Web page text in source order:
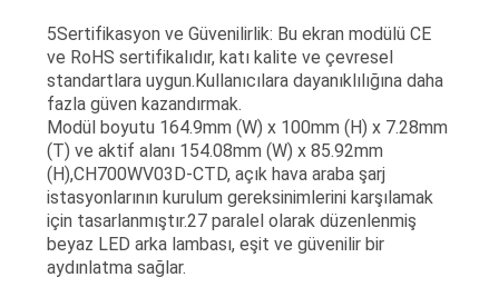
5Sertifikasyon ve Güvenilirlik: Bu ekran modülü CE
ve RoHS sertifikalıdır, katı kalite ve çevresel
standartlara uygun.Kullanıcılara dayanıklılığına daha
fazla güven kazandırmak.
Modül boyutu 164.9mm (W) x 100mm (H) x 7.28mm
(T) ve aktif alanı 154.08mm (W) x 85.92mm
(H),CH700WV03D-CTD, açık hava araba şarj
istasyonlarının kurulum gereksinimlerini karşılamak
için tasarlanmıştır.27 paralel olarak düzenlenmiş
beyaz LED arka lambası, eşit ve güvenilir bir
aydınlatma sağlar.